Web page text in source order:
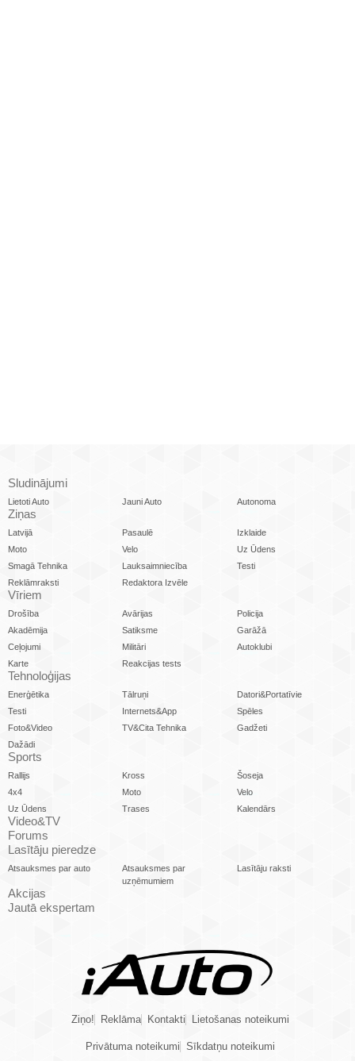
Sludinājumi
Lietoti Auto Jauni Auto Autonoma
Ziņas
Latvijā Pasaulē
Izklaide
Moto
Velo
Uz Ūdens
Smagā Tehnika
Lauksaimniecība
Testi
Reklāmraksti
Redaktora Izvēle
Vīriem
Drošība Avārijas
Policija
Akadēmija
Satiksme
Garāžā
Ceļojumi
Militāri
Autoklubi
Karte
Reakcijas tests
Tehnoloģijas
Enerģētika Tālruņi
Datori&Portatīvie
Testi
Internets&App
Spēles
Foto&Video
TV&Cita Tehnika
Gadžeti
Dažādi
Sports
Rallijs Kross
Šoseja
4x4
Moto
Velo
Uz Ūdens
Trases Kalendārs
Video&TV
Forums
Lasītāju pieredze
Atsauksmes par auto
Atsauksmes par
uzņēmumiem
Lasītāju raksti
Akcijas
Jautā ekspertam
Ziņo! Reklāma Kontakti Lietošanas noteikumi
Privātuma noteikumi Sīkdatņu noteikumi